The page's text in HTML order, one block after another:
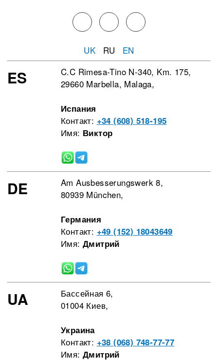
UK RU EN
ES
C.C Rimesa-Tino N-340, Km. 175,
29660 Marbella, Malaga,
Испания
Контакт: +34 (608) 518-195
Имя: Виктор
DE
Am Ausbesserungswerk 8,
80939 München,
Германия
Контакт: +49 (152) 18043649
Имя: Дмитрий
UA
Бассейная 6,
01004 Киев,
Украина
Контакт: +38 (068) 748-77-77
Имя: Дмитрий